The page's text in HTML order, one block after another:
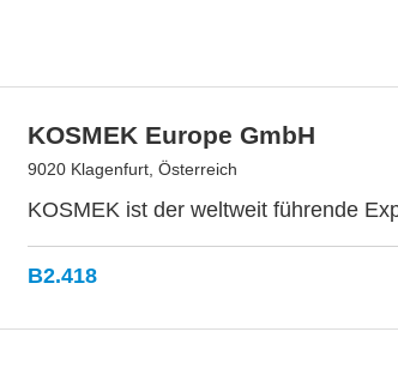
KOSMEK Europe GmbH
9020 Klagenfurt, Österreich
KOSMEK ist der weltweit führende
B2.418